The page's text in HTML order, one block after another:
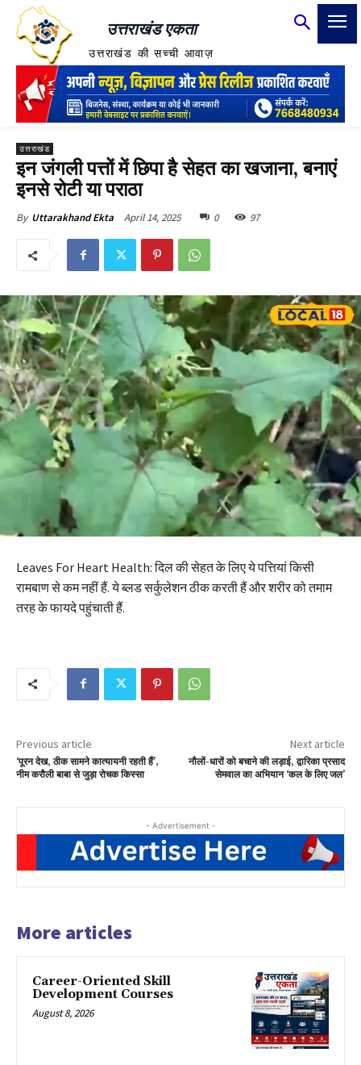
उत्तराखंड एकता
उत्तराखंड की सच्ची आवाज़
उत्तराखंड
इन जंगली पत्तों में छिपा है सेहत का खजाना, बनाएं
इनसे रोटी या पराठा
By Uttarakhand Ekta April 14, 2025 0 97
Leaves For Heart Health: दिल की सेहत के लिए ये पत्तियां किसी
रामबाण से कम नहीं हैं. ये ब्लड सर्कुलेशन ठीक करती हैं और शरीर को तमाम
तरह के फायदे पहुंचाती हैं.
Previous article
‘पूरन देख, ठीक सामने कात्यायनी रहती हैं’,
नीम करौली बाबा से जुड़ा रोचक किस्सा
Next article
नौलों-धारों को बचाने की लड़ाई, द्वारिका प्रसाद
सेमवाल का अभियान ‘कल के लिए जल’
- Advertisement -
More articles
Career-Oriented Skill
Development Courses
August 8, 2026